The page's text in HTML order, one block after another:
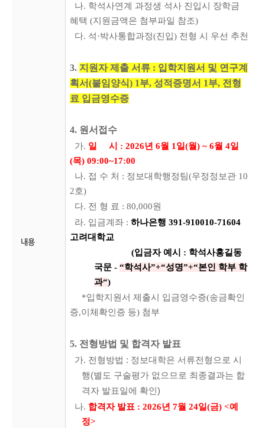
내용
나. 학석사연계 과정생 석사 진입시 장학금
혜택 (지원금액은 첨부파일 참조)
다. 석·박사통합과정(진입) 전형 시 우선 추천
3. 지원자 제출 서류 : 입학지원서 및 연구계
획서(붙임양식) 1부, 성적증명서 1부, 전형
료 입금영수증
4. 원서접수
가. 일 시 : 2026년 6월 1일(월) ~ 6월 4일
(목) 09:00~17:00
나. 접 수 처 : 정보대학행정팀(우정정보관 10
2호)
다. 전 형 료 : 80,000원
라. 입금계좌 : 하나은행 391-910010-71604
고려대학교
(입금자 예시 : 학석사홍길동
국문 -“학석사”+“성명”+“본인 학부 학
과“)
*입학지원서 제출시 입금영수증(송금확인
증,이체확인증 등) 첨부
5. 전형방법 및 합격자 발표
가. 전형방법 : 정보대학은 서류전형으로 시
행(별도 구술평가 없으므로 최종결과는 합
격자 발표일에 확인)
나. 합격자 발표 : 2026년 7월 24일(금) <예
정>